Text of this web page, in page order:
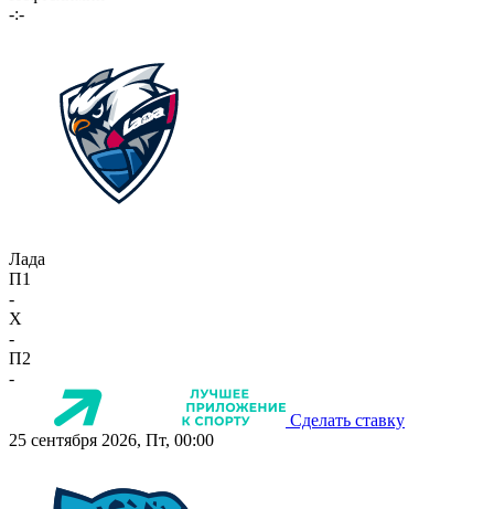
-:-
Лада
П1
-
X
-
П2
-
Сделать ставку
25 сентября 2026, Пт, 00:00